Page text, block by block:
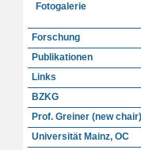
Fotogalerie
Forschung
Publikationen
Links
BZKG
Prof. Greiner (new chair)
Universität Mainz, OC